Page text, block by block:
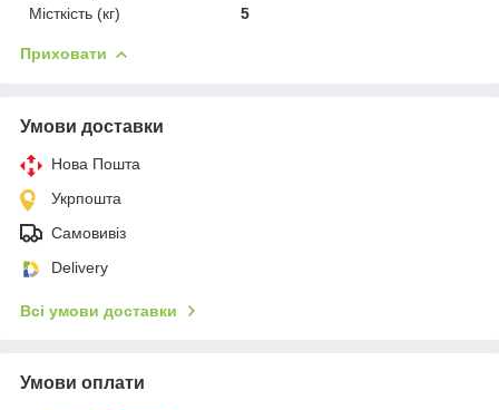
Місткість (кг)
5
Приховати
Умови доставки
Нова Пошта
Укрпошта
Самовивіз
Delivery
Всі умови доставки
Умови оплати